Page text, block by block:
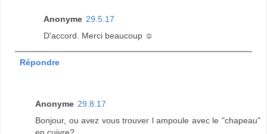
Anonyme 29.5.17
D'accord. Merci beaucoup ☺
Répondre
Anonyme 29.8.17
Bonjour, ou avez vous trouver l ampoule avec le "chapeau"